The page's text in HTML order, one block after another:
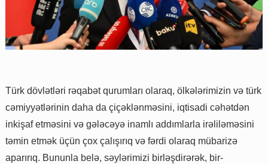
Türk dövlətləri rəqabət qurumları olaraq, ölkələrimizin və türk
cəmiyyətlərinin daha da çiçəklənməsini, iqtisadi cəhətdən
inkişaf etməsini və gələcəyə inamlı addımlarla irəliləməsini
təmin etmək üçün çox çalışırıq və fərdi olaraq mübarizə
aparırıq. Bununla belə, səylərimizi birləşdirərək, bir-